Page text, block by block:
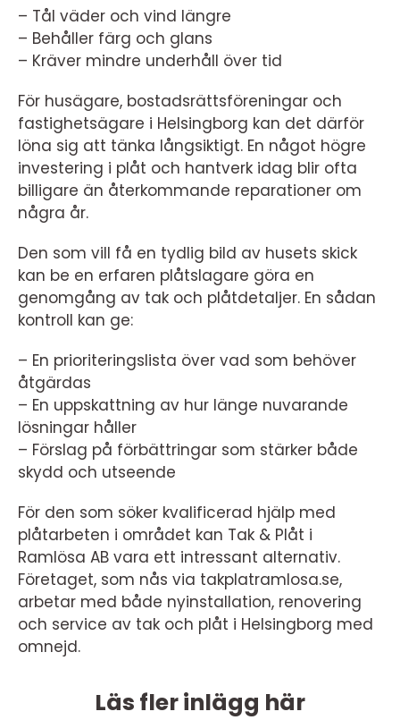
– Tål väder och vind längre
– Behåller färg och glans
– Kräver mindre underhåll över tid
För husägare, bostadsrättsföreningar och
fastighetsägare i Helsingborg kan det därför
löna sig att tänka långsiktigt. En något högre
investering i plåt och hantverk idag blir ofta
billigare än återkommande reparationer om
några år.
Den som vill få en tydlig bild av husets skick
kan be en erfaren plåtslagare göra en
genomgång av tak och plåtdetaljer. En sådan
kontroll kan ge:
– En prioriteringslista över vad som behöver
åtgärdas
– En uppskattning av hur länge nuvarande
lösningar håller
– Förslag på förbättringar som stärker både
skydd och utseende
För den som söker kvalificerad hjälp med
plåtarbeten i området kan Tak & Plåt i
Ramlösa AB vara ett intressant alternativ.
Företaget, som nås via takplatramlosa.se,
arbetar med både nyinstallation, renovering
och service av tak och plåt i Helsingborg med
omnejd.
Läs fler inlägg här